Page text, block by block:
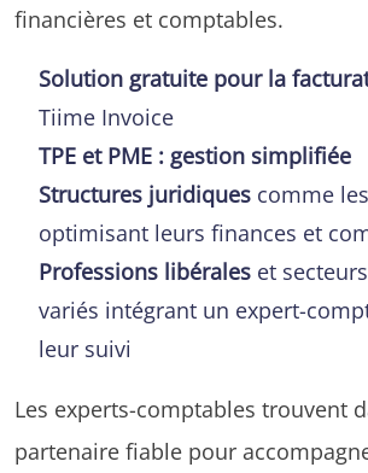
financières et comptables.
Solution gratuite pour la
Tiime Invoice
TPE et PME : gestion simplifiée
Structures juridiques comme
optimisant leurs finances et
Professions libérales et
variés intégrant un expert-
leur suivi
Les experts-comptables trouvent
partenaire fiable pour